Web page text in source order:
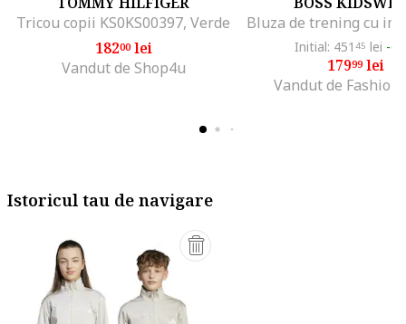
Tricou copii KS0KS00397, Verde
18200lei
Vandut de Shop4u
Initial: 451 45 lei -
17999lei
Vandut de Fashion
Istoricul tau de navigare